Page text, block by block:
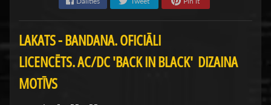
LAKATS - BANDANA. OFICIĀLI
LICENCĒTS.AC/DC 'BACK IN BLACK' DIZAINA
MOTĪVS